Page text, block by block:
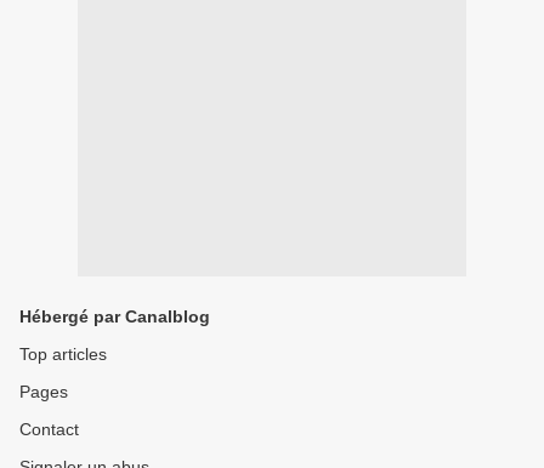
Hébergé par Canalblog
Top articles
Pages
Contact